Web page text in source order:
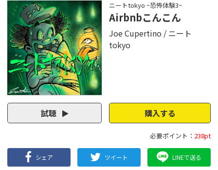
ニートtokyo ~恐怖体験3~
Airbnbこんこん
Joe Cupertino
ニート
tokyo
試聴 購入する
必要ポイント： 238pt
シェア ツイート LINEで送る